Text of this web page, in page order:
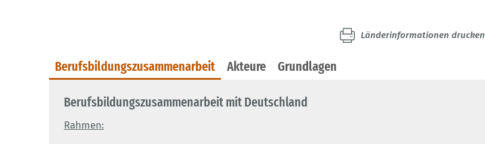
Länderinformationen drucken
Berufsbildungszusammenarbeit Akteure Grundlagen
Berufsbildungszusammenarbeit mit Deutschland
Rahmen: